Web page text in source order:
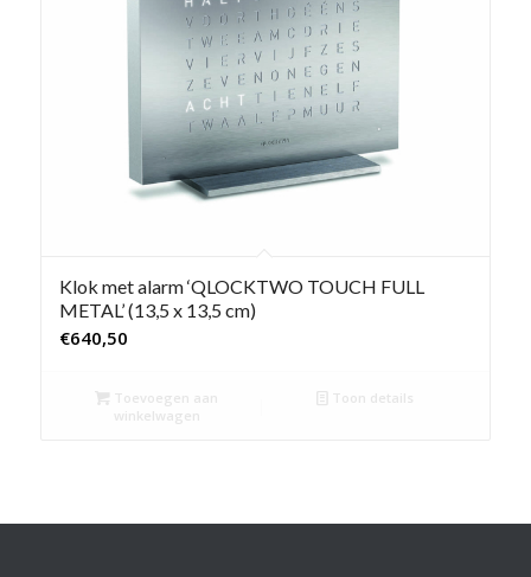
Klok met alarm ‘QLOCKTWO TOUCH FULL
METAL’ (13,5 x 13,5 cm)
€640,50
Toevoegen aan
winkelwagen
Toon details